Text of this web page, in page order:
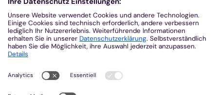
Aus der Plattform
Nachrichten
Veranstaltungen
Gottesdienste
Stellenangebote
Kirchenzeitung